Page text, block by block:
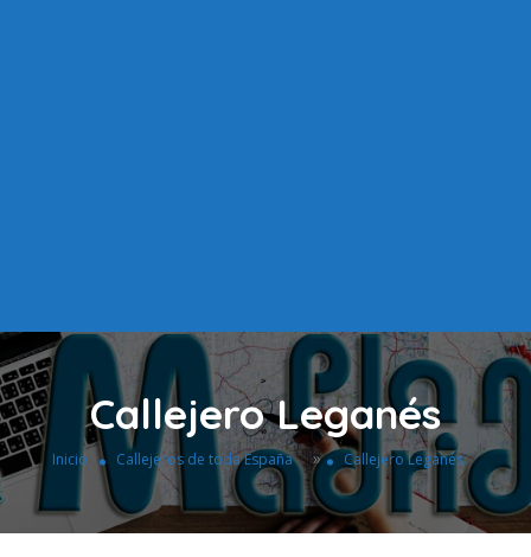
Callejero Leganés
Inicio Callejeros de toda España » Callejero Leganés